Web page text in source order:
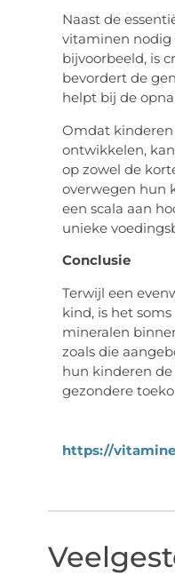
Naast de
vitaminen nodig
bijvoorbeeld, is
bevordert de
helpt bij de
Omdat kinderen
ontwikkelen,
op zowel de
overwegen hun
een scala aan
unieke
Conclusie
Terwijl een
kind, is het
mineralen
zoals die
hun kinderen
gezondere
https://